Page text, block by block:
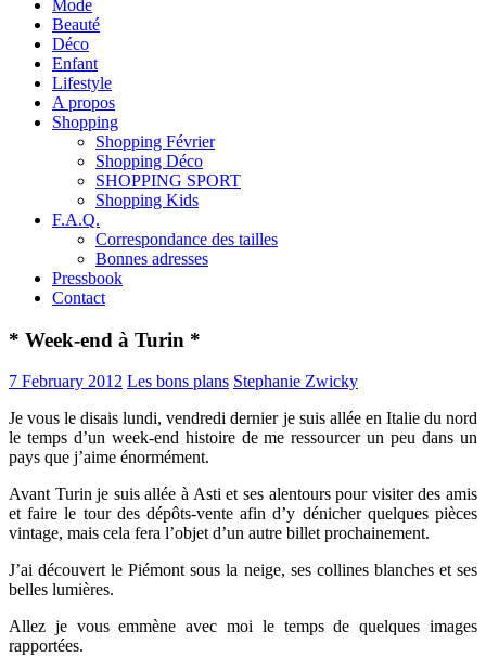
Mode
Beauté
Déco
Enfant
Lifestyle
A propos
Shopping
Shopping Février
Shopping Déco
SHOPPING SPORT
Shopping Kids
F.A.Q.
Correspondance des tailles
Bonnes adresses
Pressbook
Contact
* Week-end à Turin *
7 February 2012 Les bons plans Stephanie Zwicky
Je vous le disais lundi, vendredi dernier je suis allée en Italie du nord
le temps d’un week-end histoire de me ressourcer un peu dans un
pays que j’aime énormément.
Avant Turin je suis allée à Asti et ses alentours pour visiter des amis
et faire le tour des dépôts-vente afin d’y dénicher quelques pièces
vintage, mais cela fera l’objet d’un autre billet prochainement.
J’ai découvert le Piémont sous la neige, ses collines blanches et ses
belles lumières.
Allez je vous emmène avec moi le temps de quelques images
rapportées.